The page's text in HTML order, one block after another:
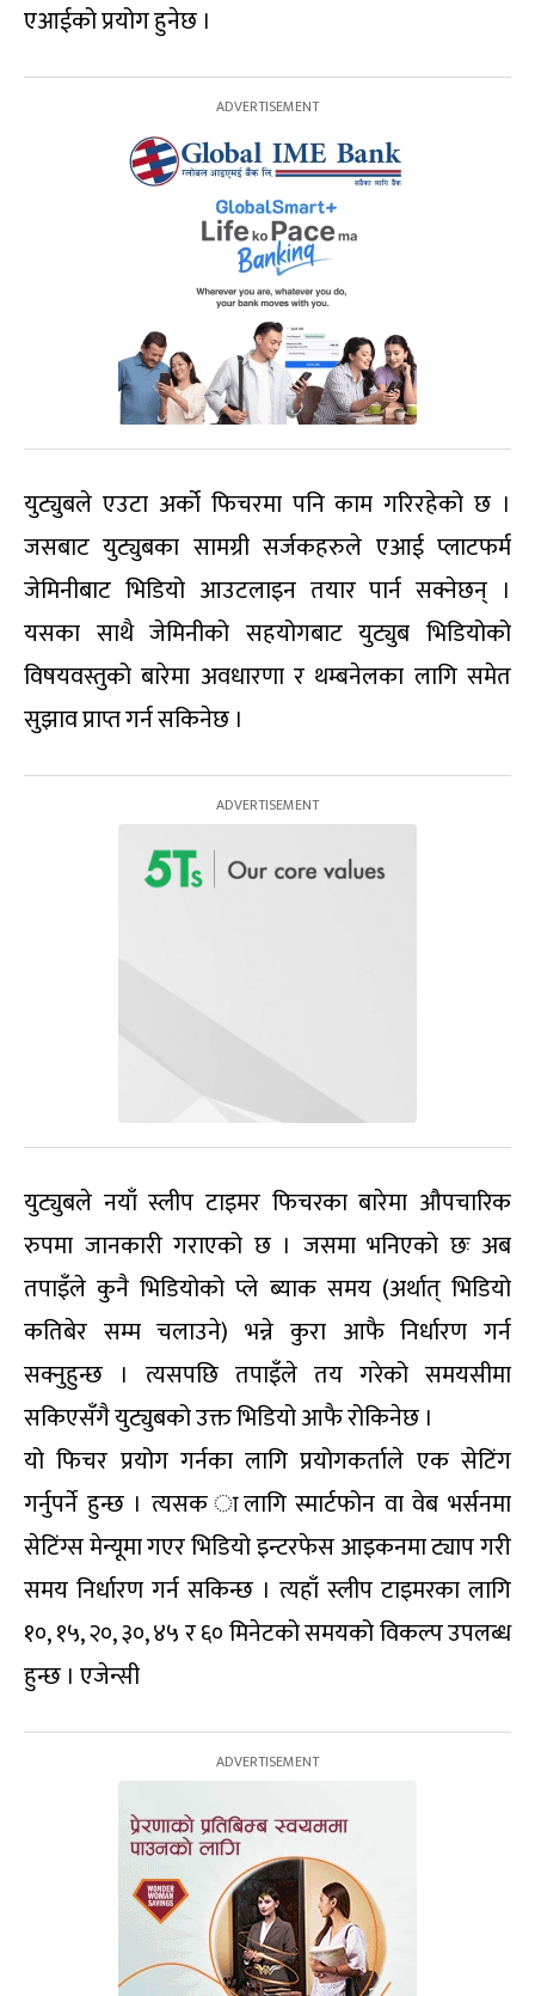
एआईको प्रयोग हुनेछ ।
युट्युबले एउटा अर्को फिचरमा पनि काम गरिरहेको छ ।
जसबाट युट्युबका सामग्री सर्जकहरुले एआई प्लाटफर्म
जेमिनीबाट भिडियो आउटलाइन तयार पार्न सक्नेछन् ।
यसका साथै जेमिनीको सहयोगबाट युट्युब भिडियोको
विषयवस्तुको बारेमा अवधारणा र थम्बनेलका लागि समेत
सुझाव प्राप्त गर्न सकिनेछ ।
युट्युबले नयाँ स्लीप टाइमर फिचरका बारेमा औपचारिक
रुपमा जानकारी गराएको छ । जसमा भनिएको छः अब
तपाइँले कुनै भिडियोको प्ले ब्याक समय (अर्थात् भिडियो
कतिबेर सम्म चलाउने) भन्ने कुरा आफै निर्धारण गर्न
सक्नुहुन्छ । त्यसपछि तपाइँले तय गरेको समयसीमा
सकिएसँगै युट्युबको उक्त भिडियो आफै रोकिनेछ ।
यो फिचर प्रयोग गर्नका लागि प्रयोगकर्ताले एक सेटिंग
गर्नुपर्ने हुन्छ । त्यसक ालागि स्मार्टफोन वा वेब भर्सनमा
सेटिंग्स मेन्यूमा गएर भिडियो इन्टरफेस आइकनमा ट्याप गरी
समय निर्धारण गर्न सकिन्छ । त्यहाँ स्लीप टाइमरका लागि
१०, १५, २०, ३०, ४५ र ६० मिनेटको समयको विकल्प उपलब्ध
हुन्छ । एजेन्सी